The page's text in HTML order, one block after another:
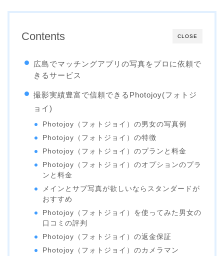
CLOSE
Contents
広島でマッチングアプリの写真をプロに依頼で
きるサービス
撮影実績豊富で信頼できるPhotojoy(フォトジ
ョイ)
Photojoy（フォトジョイ）の男女の写真例
Photojoy（フォトジョイ）の特徴
Photojoy（フォトジョイ）のプランと料金
Photojoy（フォトジョイ）のオプションのプラ
ンと料金
メインとサブ写真が欲しいならスタンダードが
おすすめ
Photojoy（フォトジョイ）を使ってみた男女の
口コミの評判
Photojoy（フォトジョイ）の返金保証
Photojoy（フォトジョイ）のカメラマン